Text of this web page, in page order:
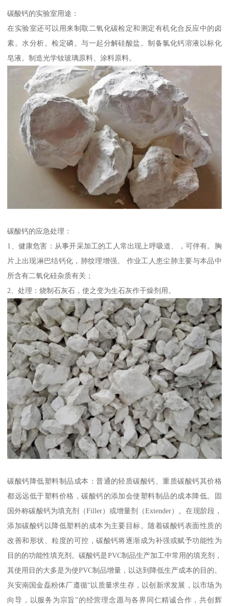
碳酸钙的实验室用途：
在实验室还可以用来制取二氧化碳检定和测定有机化合反应中的卤
素。水分析。检定磷。与一起分解硅酸盐。制备氯化钙溶液以标化
皂液。制造光学钕玻璃原料、涂料原料。
碳酸钙的应急处理：
1、健康危害：从事开采加工的工人常出现上呼吸道、，可伴有。胸
片上出现淋巴结钙化，肺纹理增强。 作业工人患尘肺主要与本品中
所含有二氧化硅杂质有关；
2、处理：烧制石灰石，使之变为生石灰作干燥剂用。
碳酸钙降低塑料制品成本：普通的轻质碳酸钙、重质碳酸钙其价格
都远远低于塑料价格，碳酸钙的添加会使塑料制品的成本降低。固
国外称碳酸钙为填充剂（Filler）或增量剂（Extender）。在现阶段，
添加碳酸钙以降低塑料的成本为主要目标。随着碳酸钙表面性质的
改善和形状、粒度的可控，碳酸钙将逐渐成为补强或赋予功能性为
目的的功能性填充剂。碳酸钙是PVC制品生产加工中常用的填充剂，
其使用目的大多是为使PVC制品增量，以达到降低生产成本的目的。
兴安南国金磊粉体厂遵循“以质量求生存，以创新求发展，以市场为
向导，以服务为宗旨”的经营理念愿与各界同仁精诚合作，共创辉